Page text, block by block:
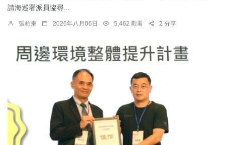
請海巡署派員協尋...
張柏東 2026年八月06日 5,462 觀看 2 分享